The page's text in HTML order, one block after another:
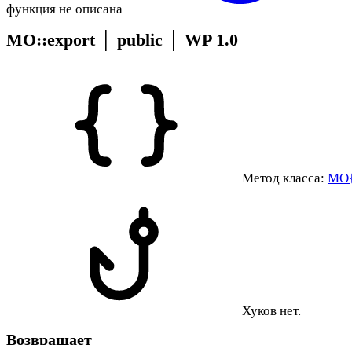
функция не описана
MO::export│ public WP 1.0
Метод класса:
Хуков нет.
Возвращает